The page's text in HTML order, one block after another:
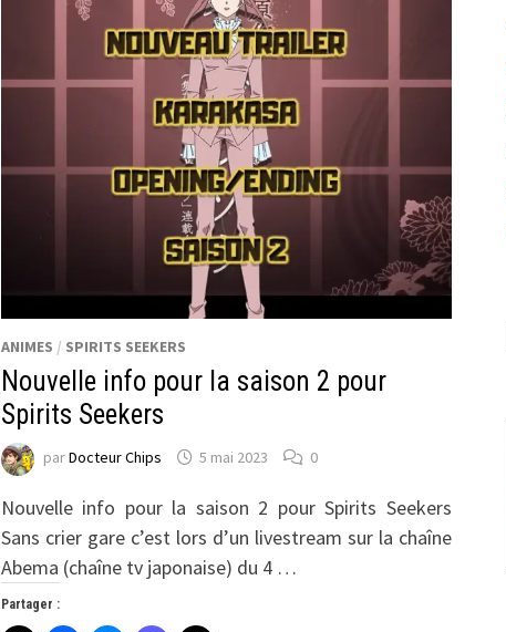
ANIMES / SPIRITS SEEKERS
Nouvelle info pour la saison 2 pour
Spirits Seekers
parDocteur Chips 5 mai 2023 0
Nouvelle info pour la saison 2 pour Spirits Seekers
Sans crier gare c’est lors d’un livestream sur la chaîne
Abema (chaîne tv japonaise) du 4 …
Partager :